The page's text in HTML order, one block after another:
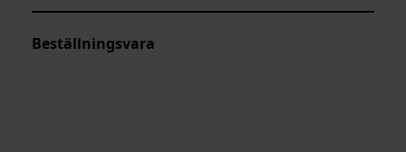
Beställningsvara